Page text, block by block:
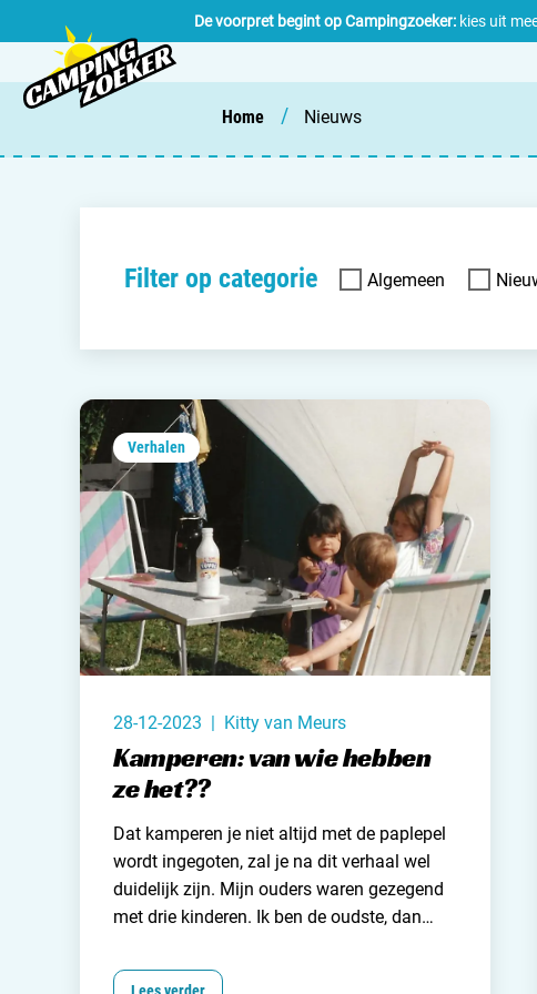
De voorpret begint op Campingzoeker: kies uit
Home / Nieuws
Filter op categorie Algemeen
Verhalen
28-12-2023 | Kitty van Meurs
Kamperen: van wie hebben
ze het??
Dat kamperen je niet altijd met de paplepel
wordt ingegoten, zal je na dit verhaal wel
duidelijk zijn. Mijn ouders waren gezegend
met drie kinderen. Ik ben de oudste, dan
We zijn alle drie de vijftig al láng